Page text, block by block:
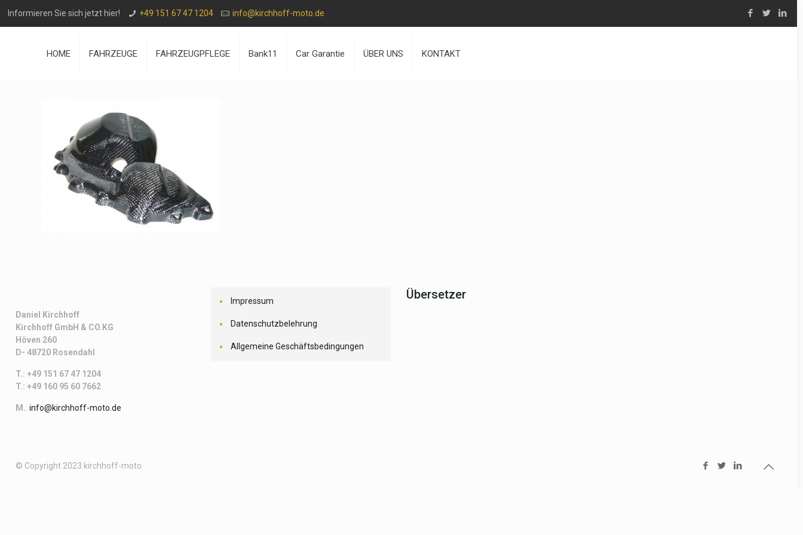
Informieren Sie sich jetzt hier! +49 151 67 47 1204 info@kirchhoff-moto.de
HOME FAHRZEUGE FAHRZEUGPFLEGE Bank11 Car Garantie ÜBER UNS KONTAKT
Daniel Kirchhoff
Kirchhoff GmbH & CO.KG
Höven 260
D- 48720 Rosendahl
T.: +49 151 67 47 1204
T.: +49 160 95 60 7662
M.:info@kirchhoff-moto.de
Impressum
Datenschutzbelehrung
Allgemeine Geschäftsbedingungen
Übersetzer
© Copyright 2023 kirchhoff-moto